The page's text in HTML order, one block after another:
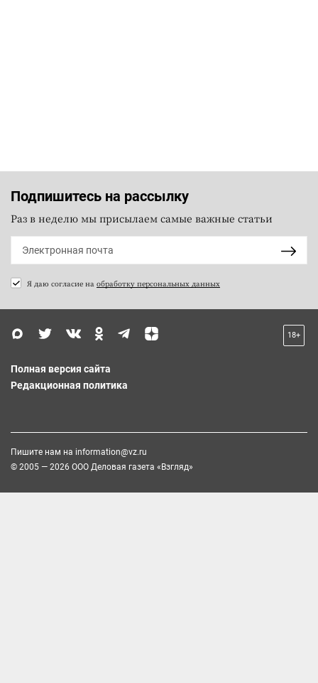
Подпишитесь на рассылку
Раз в неделю мы присылаем самые важные статьи
Я даю согласие на обработку персональных данных
18+
Полная версия сайта
Редакционная политика
Пишите нам на information@vz.ru
© 2005 — 2026 ООО Деловая газета «Взгляд»